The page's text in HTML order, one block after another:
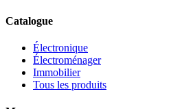
Catalogue
Électronique
Électroménager
Immobilier
Tous les produits